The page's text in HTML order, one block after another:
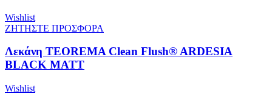
Wishlist
ΖΗΤΗΣΤΕ ΠΡΟΣΦΟΡΑ
Λεκάνη TEOREMA Clean Flush® ARDESIA
BLACK MATT
Wishlist